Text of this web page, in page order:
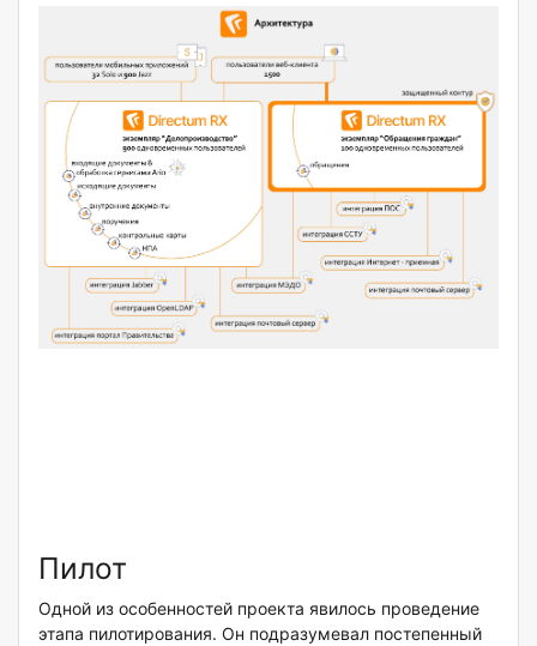
Пилот
Одной из особенностей проекта явилось проведение
этапа пилотирования. Он подразумевал постепенный